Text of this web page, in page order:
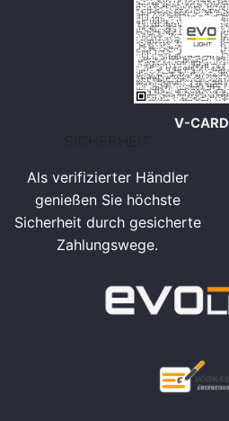
V-CARD
Als verifizierter Händler
genießen Sie höchste
Sicherheit durch gesicherte
Zahlungswege.